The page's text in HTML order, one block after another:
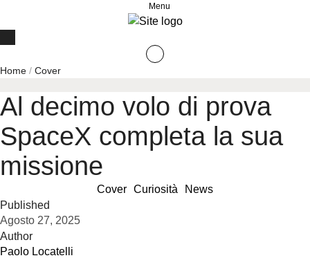
Menu
Home / Cover
Al decimo volo di prova
SpaceX completa la sua
missione
Cover Curiosità
News
Published
Agosto 27, 2025
Author
Paolo Locatelli